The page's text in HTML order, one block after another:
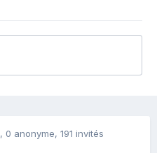
, 0 anonyme, 191 invités